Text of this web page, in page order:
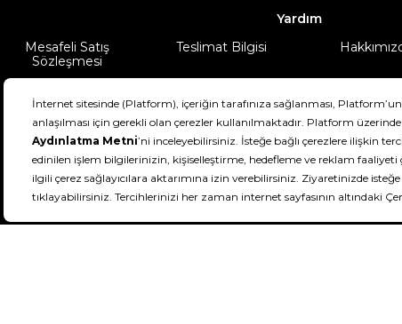
Yardım
Mesafeli Satış
Sözleşmesi
Teslimat Bilgisi
DeFactoFIT ©️ 2022-2026. Tüm hakları